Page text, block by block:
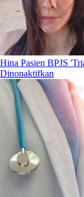
Hina Pasien BPJS
Dinonaktifkan